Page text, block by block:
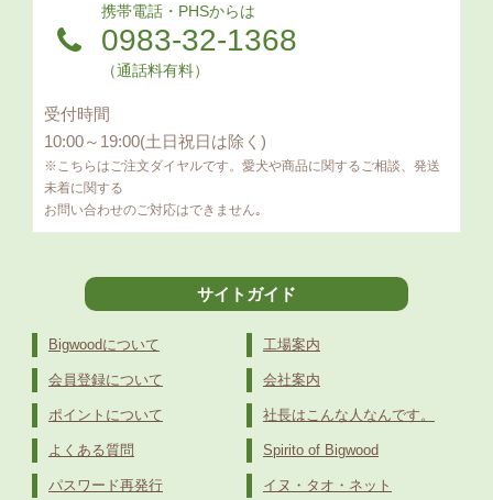
携帯電話・PHSからは
0983-32-1368
（通話料有料）
受付時間
10:00～19:00(土日祝日は除く)
※こちらはご注文ダイヤルです。愛犬や商品に関するご相談、発送
未着に関する
お問い合わせのご対応はできません｡
サイトガイド
Bigwoodについて
会員登録について
ポイントについて
よくある質問
パスワード再発行
工場案内
会社案内
社長はこんな人なんです。
Spirito of Bigwood
イヌ・タオ・ネット